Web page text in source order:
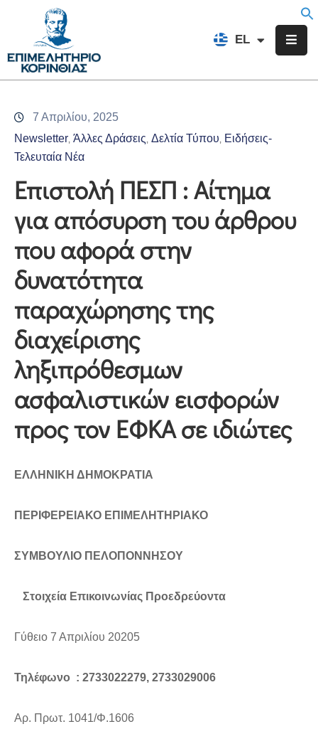
EL
FR
Επιμελητήριο
Υπηρεσίες
Προγράμματα
Δράσεις
Εκδηλώσεις
Επικοινωνία
7 Απριλίου, 2025
Newsletter Άλλες Δράσεις Δελτία Τύπου Ειδήσεις-
Τελευταία Νέα
Επιστολή ΠΕΣΠ : Αίτημα
για απόσυρση του άρθρου
που αφορά στην
δυνατότητα
παραχώρησης της
διαχείρισης
ληξιπρόθεσμων
ασφαλιστικών εισφορών
προς τον ΕΦΚΑ σε ιδιώτες
ΕΛΛΗΝΙΚΗ ΔΗΜΟΚΡΑΤΙΑ
ΠΕΡΙΦΕΡΕΙΑΚΟ ΕΠΙΜΕΛΗΤΗΡΙΑΚΟ
ΣΥΜΒΟΥΛΙΟ ΠΕΛΟΠΟΝΝΗΣΟΥ
Στοιχεία Επικοινωνίας Προεδρεύοντα
Γύθειο 7 Απριλίου 20205
Τηλέφωνο : 2733022279, 2733029006
Αρ. Πρωτ. 1041/Φ.1606